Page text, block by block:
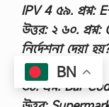
IPV 4 ৫৯. প্রশ্ন:
উত্তর: ২ ৬০.
নির্দেশনা দেয়া
৬১. প্রশ্ন: Bar
BN